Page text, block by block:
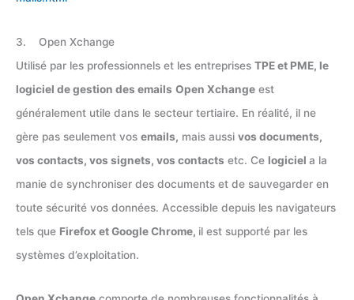
3. Open Xchange
Utilisé par les professionnels et les entreprises TPE et PME, le
logiciel de gestion des emails Open Xchange est
généralement utile dans le secteur tertiaire. En réalité, il ne
gère pas seulement vos emails, mais aussi vos documents,
vos contacts, vos signets, vos contacts etc. Ce logiciel a la
manie de synchroniser des documents et de sauvegarder en
toute sécurité vos données. Accessible depuis les navigateurs
tels que Firefox et Google Chrome, il est supporté par les
systèmes d’exploitation.